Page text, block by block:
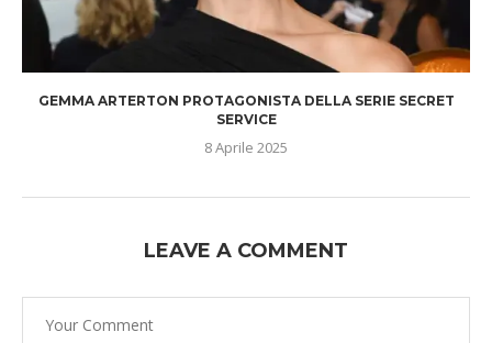
GEMMA ARTERTON PROTAGONISTA DELLA SERIE SECRET
SERVICE
8 Aprile 2025
LEAVE A COMMENT